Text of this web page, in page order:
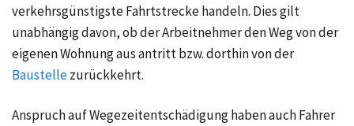
verkehrsgünstigste Fahrtstrecke handeln. Dies gilt
unabhängig davon, ob der Arbeitnehmer den Weg von der
eigenen Wohnung aus antritt bzw. dorthin von der
Baustellezurückkehrt.
Anspruch auf Wegezeitentschädigung haben auch Fahrer